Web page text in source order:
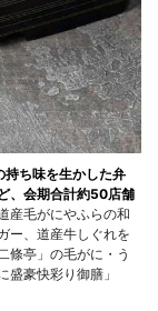
持ち味を生かした弁
、会期合計約50店舗
産毛がにやふらの和
ー、道産牛しぐれを
條亭」の毛がに・う
豪快彩り御膳」